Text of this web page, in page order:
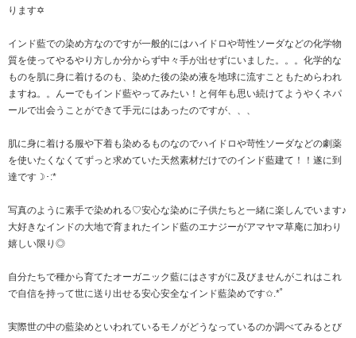
ります✡
インド藍での染め方なのですが一般的にはハイドロや苛性ソーダなどの化学物
質を使ってやるやり方しか分からず中々手が出せずにいました。。。化学的な
ものを肌に身に着けるのも、染めた後の染め液を地球に流すこともためらわれ
ますね。。んーでもインド藍やってみたい！と何年も思い続けてようやくネパ
ールで出会うことができて手元にはあったのですが、、、
肌に身に着ける服や下着も染めるものなのでハイドロや苛性ソーダなどの劇薬
を使いたくなくてずっと求めていた天然素材だけでのインド藍建て！！遂に到
達です☽･:*
写真のように素手で染めれる♡安心な染めに子供たちと一緒に楽しんでいます♪
大好きなインドの大地で育まれたインド藍のエナジーがアマヤマ草庵に加わり
嬉しい限り◎
自分たちで種から育てたオーガニック藍にはさすがに及びませんがこれはこれ
で自信を持って世に送り出せる安心安全なインド藍染めです✩.*˚
実際世の中の藍染めといわれているモノがどうなっているのか調べてみるとび